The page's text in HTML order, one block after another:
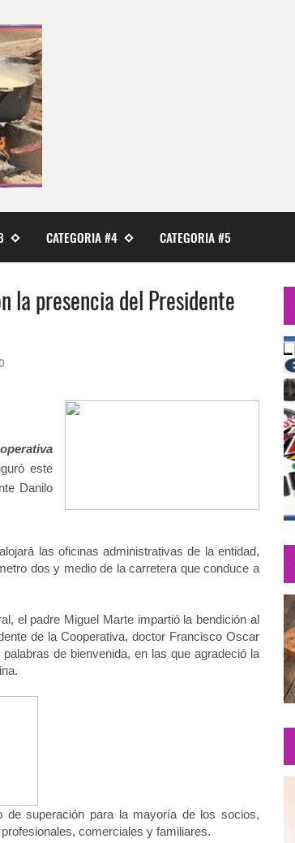
CATEGORIA #4 CATEGORIA #5
la presencia del Presidente
este
Danilo
las oficinas administrativas de la entidad,
dos y medio de la carretera que conduce a
el padre Miguel Marte impartió la bendición al
de la Cooperativa, doctor Francisco Oscar
de bienvenida, en las que agradeció la
de superación para la mayoría de los socios,
comerciales y familiares.